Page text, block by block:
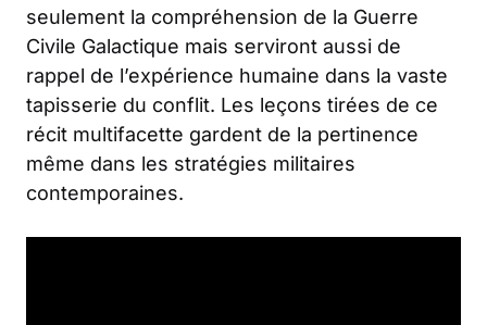
seulement la compréhension de la Guerre
Civile Galactique mais serviront aussi de
rappel de l’expérience humaine dans la vaste
tapisserie du conflit. Les leçons tirées de ce
récit multifacette gardent de la pertinence
même dans les stratégies militaires
contemporaines.